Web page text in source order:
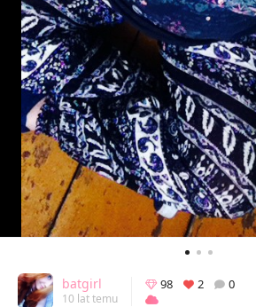
batgirl
10 lat temu
98 2 0